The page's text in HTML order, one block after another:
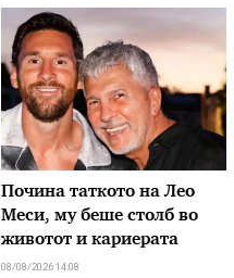
Почина таткото на Лео
Меси, му беше столб во
животот и кариерата
08/08/2026 14:08